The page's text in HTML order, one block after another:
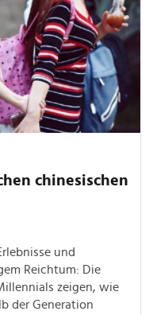
chinesischen
und
Reichtum: Die
zeigen, wie
der Generation